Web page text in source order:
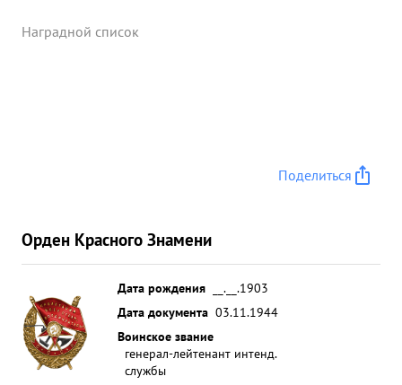
Наградной список
Поделиться
Орден Красного Знамени
Дата рождения
__.__.1903
Дата документа 03.11.1944
Воинское звание
генерал-лейтенант интенд.
службы